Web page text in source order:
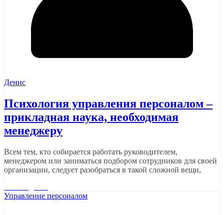
Денис
Психология управления персоналом –
прикладная наука, необходимая
менеджеру
Всем тем, кто собирается работать руководителем,
менеджером или заниматься подбором сотрудников для своей
организации, следует разобраться в такой сложной вещи,
Управление персоналом